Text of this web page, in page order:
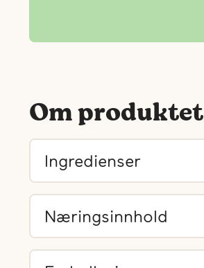
Om produktet
Ingredienser
Næringsinnhold